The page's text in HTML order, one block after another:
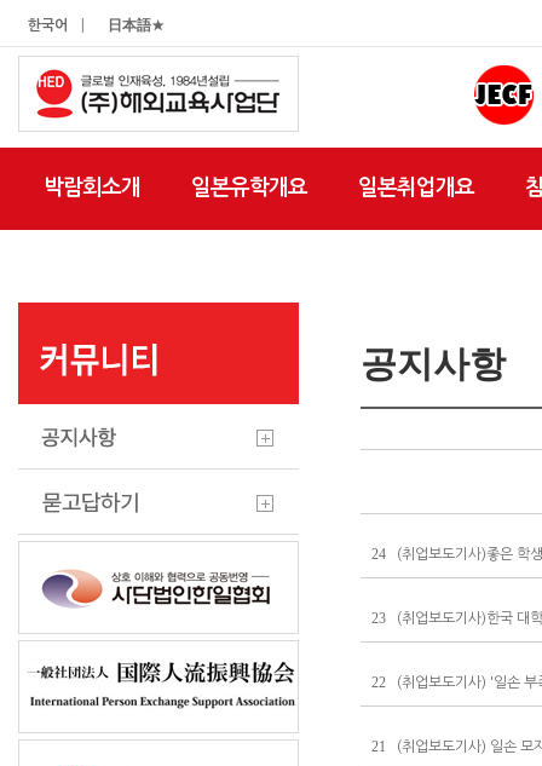
한국어 日本語★
박람회소개 일본유학개요 일본취업개요
공지사항
24 (취업보도기사)좋은 학
23 (취업보도기사)한국 대
22 (취업보도기사) '일손
21 (취업보도기사) 일손 모